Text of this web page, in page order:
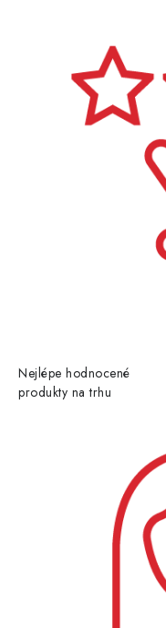
Nejlépe hodnocené
produkty na trhu